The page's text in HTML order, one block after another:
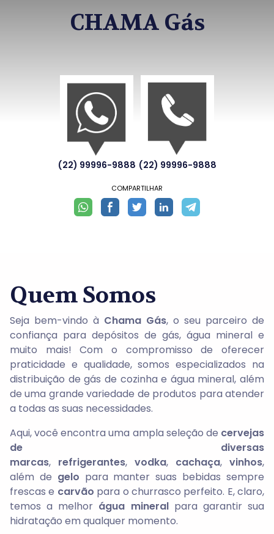
CHAMA Gás
(22) 99996-9888 (22) 99996-9888
COMPARTILHAR
Quem Somos
Seja bem-vindo à Chama Gás, o seu parceiro de
confiança para depósitos de gás, água mineral e
muito mais! Com o compromisso de oferecer
praticidade e qualidade, somos especializados na
distribuição de gás de cozinha e água mineral, além
de uma grande variedade de produtos para atender
a todas as suas necessidades.
Aqui, você encontra uma ampla seleção de cervejas
de diversas
marcas, refrigerantes, vodka, cachaça, vinhos,
além de gelo para manter suas bebidas sempre
frescas e carvão para o churrasco perfeito. E, claro,
temos a melhor água mineralpara garantir sua
hidratação em qualquer momento.